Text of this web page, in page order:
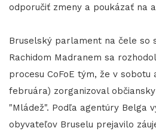
odporučiť zmeny a poukázať na
Bruselský parlament na čele so
Rachidom Madranem sa
procesu CoFoE tým, že v sobotu
februára) zorganizoval
"Mládež". Podľa agentúry Belga
obyvateľov Bruselu prejavilo